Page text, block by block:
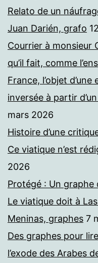
Relato de un
Juan Darién, grafo
Courrier à monsieur
qu’il fait, comme
France, l’objet
inversée à partir
mars 2026
Histoire d’une
Ce viatique n’est
2026
Protégé : Un graphe
Le viatique doit à
Meninas, graphes 7
Des graphes pour
l’exode des Arabes